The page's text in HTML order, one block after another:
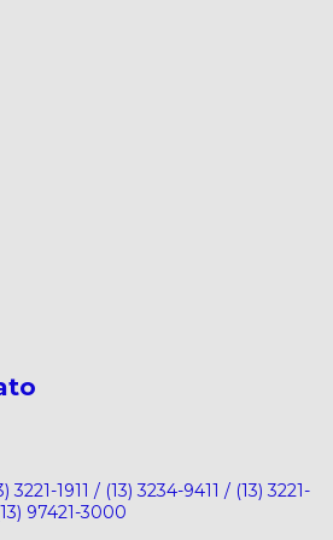
3221-1911 / (13) 3234-9411 / (13) 3221-
97421-3000